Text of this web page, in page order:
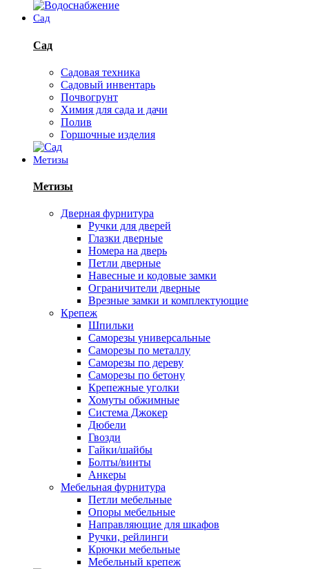
Сад
Сад
Садовая техника
Садовый инвентарь
Почвогрунт
Химия для сада и дачи
Полив
Горшочные изделия
Метизы
Метизы
Дверная фурнитура
Ручки для дверей
Глазки дверные
Номера на дверь
Петли дверные
Навесные и кодовые замки
Ограничители дверные
Врезные замки и комплектующие
Крепеж
Шпильки
Саморезы универсальные
Саморезы по металлу
Саморезы по дереву
Саморезы по бетону
Крепежные уголки
Хомуты обжимные
Система Джокер
Дюбели
Гвозди
Гайки/шайбы
Болты/винты
Анкеры
Мебельная фурнитура
Петли мебельные
Опоры мебельные
Направляющие для шкафов
Ручки, рейлинги
Крючки мебельные
Мебельный крепеж